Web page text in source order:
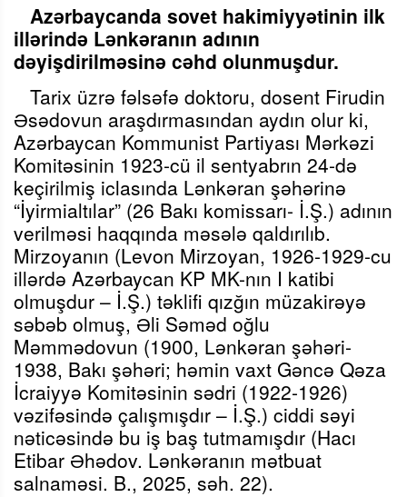
Azərbaycanda sovet hakimiyyətinin ilk
illərində Lənkəranın adının
dəyişdirilməsinə cəhd olunmuşdur.
Tarix üzrə fəlsəfə doktoru, dosent Firudin
Əsədovun araşdırmasından aydın olur ki,
Azərbaycan Kommunist Partiyası Mərkəzi
Komitəsinin 1923-cü il sentyabrın 24-də
keçirilmiş iclasında Lənkəran şəhərinə
“İyirmialtılar” (26 Bakı komissarı- İ.Ş.) adının
verilməsi haqqında məsələ qaldırılıb.
Mirzoyanın (Levon Mirzoyan, 1926-1929-cu
illərdə Azərbaycan KP MK-nın I katibi
olmuşdur – İ.Ş.) təklifi qızğın müzakirəyə
səbəb olmuş, Əli Səməd oğlu
Məmmədovun (1900, Lənkəran şəhəri-
1938, Bakı şəhəri; həmin vaxt Gəncə Qəza
İcraiyyə Komitəsinin sədri (1922-1926)
vəzifəsində çalışmışdır – İ.Ş.) ciddi səyi
nəticəsində bu iş baş tutmamışdır (Hacı
Etibar Əhədov. Lənkəranın mətbuat
salnaməsi. B., 2025, səh. 22).